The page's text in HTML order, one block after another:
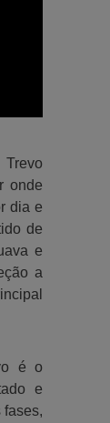
onde
dia e
de
e
a
é o
e
fases,